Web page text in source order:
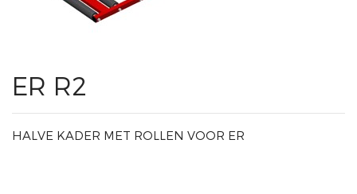
ER R2
HALVE KADER MET ROLLEN VOOR ER